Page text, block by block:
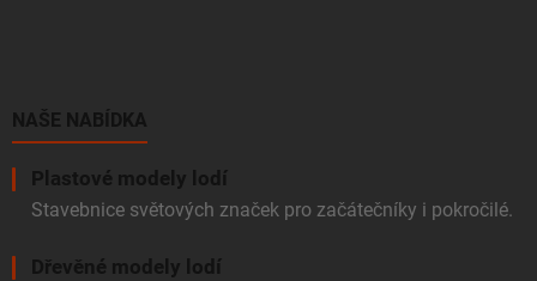
NAŠE NABÍDKA
Plastové modely lodí
Stavebnice světových značek pro začátečníky i pokročilé.
Dřevěné modely lodí